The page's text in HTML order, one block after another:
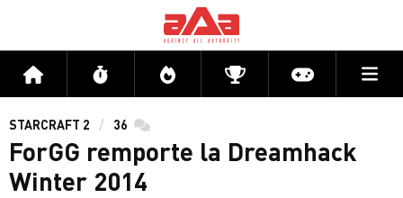
Accueil Flux Directs CompétitionsActu jeux
STARCRAFT 2 36 commentaires
ForGG remporte la Dreamhack
Winter 2014